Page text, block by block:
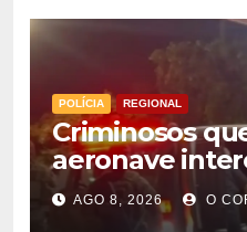
POLÍCIA REGIONAL
Criminosos
aeronave
FAB em MS
confronto com
AGO 8, 2026 O